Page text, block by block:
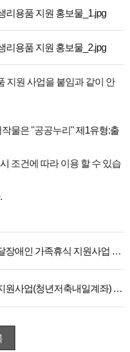
리용품 지원 홍보물_1.jpg
리용품 지원 홍보물_2.jpg
지원 사업을 붙임과 같이 안
작물은 "공공누리"제1유형:출
조건에 따라 이용 할 수 있습
2023년 경기도 발달장애인 가족휴식 지원사업 안내
2023년 자산형성 지원사업(청년저축내일계좌) 1차 모집 일정 안내